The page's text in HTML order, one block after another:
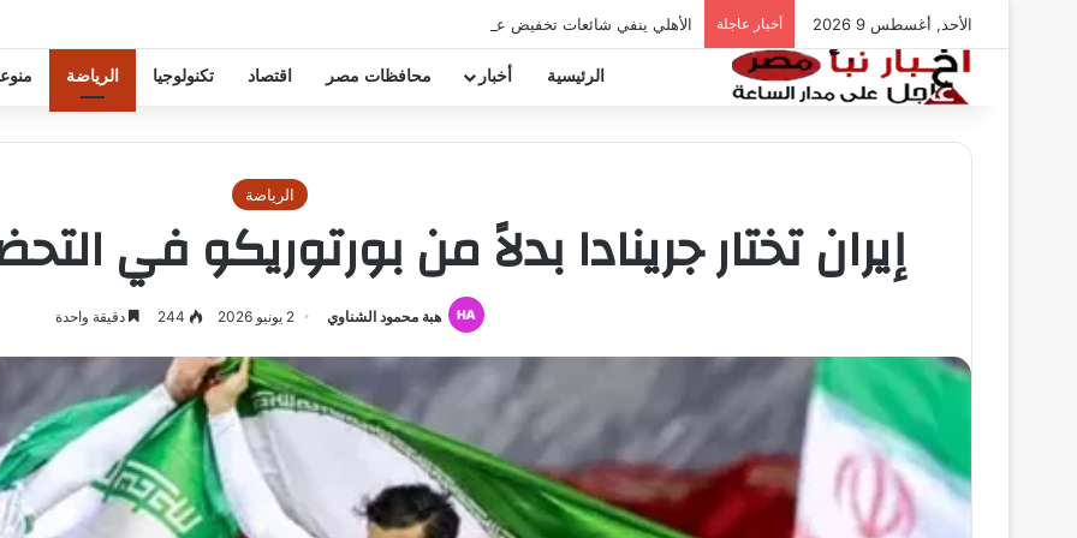
الأحد, أغسطس 9 2026 أخبار عاجلة الأهلي ينفي شائعات تخفيض عقود زيزو والشناوي
الرئيسية أخبار محافظات مصر اقتصاد تكنولوجيا الرياضة
الرياضة
إيران تختار جرينادا بدلاً من بورتوريكو في
هبة محمود الشناوي 2 يونيو 2026 244 دقيقة واحدة